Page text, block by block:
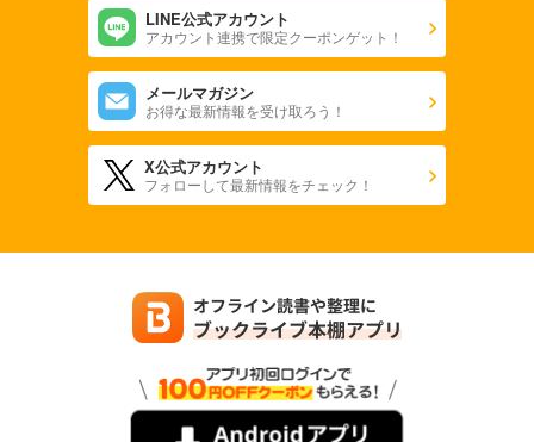
LINE公式アカウント
アカウント連携で限定クーポンゲット！
メールマガジン
お得な最新情報を受け取ろう！
X公式アカウント
フォローして最新情報をチェック！